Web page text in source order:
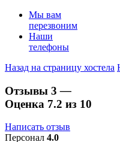
Мы вам
перезвоним
Наши
телефоны
Назад на страницу хостела
Отзывы 3 —
Оценка 7.2 из 10
Написать отзыв
Персонал 4.0